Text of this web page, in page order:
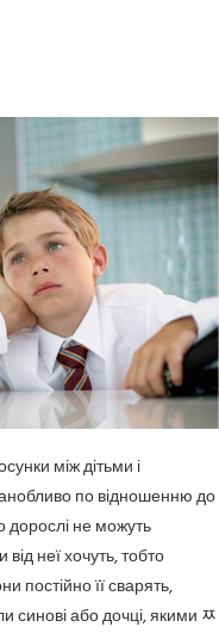
між дітьми і
по відношенню до
дорослі не можуть
від неї хочуть, тобто
постійно її сварять,
синові або дочці, якими ﾹ